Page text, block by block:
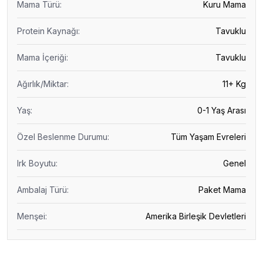
Mama Türü: Kuru Mama
Protein Kaynağı: Tavuklu
Mama İçeriği: Tavuklu
Ağırlık/Miktar: 11+ Kg
Yaş: 0-1 Yaş Arası
Özel Beslenme Durumu: Tüm Yaşam Evreleri
Irk Boyutu: Genel
Ambalaj Türü: Paket Mama
Menşei: Amerika Birleşik Devletleri